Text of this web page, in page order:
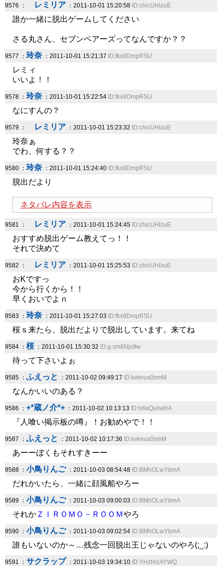
9576 ： レミリア ：2011-10-01 15:20:58 ID:chicUHlzuE
誰か一緒に脱出ゲームしてください
さる丸さん、セブンベアーズってなんですか？？
9577 ： 玲奈 ：2011-10-01 15:21:37 ID:fkx9DmpRSU
レミィ
いいよ！！
9578 ： 玲奈 ：2011-10-01 15:22:54 ID:fkx9DmpRSU
なにすんの？
9579 ： レミリア ：2011-10-01 15:23:32 ID:chicUHlzuE
玲奈ぁ
でわ、何する？？
9580 ： 玲奈 ：2011-10-01 15:24:40 ID:fkx9DmpRSU
脱出だより
ネタバレ内容を表示
9581 ： レミリア ：2011-10-01 15:24:45 ID:chicUHlzuE
おすすめ脱出ゲーム教えてっ！！
それで決めて
9582 ： レミリア ：2011-10-01 15:25:53 ID:chicUHlzuE
おKですっ
今から行くから！！
早くおいでよｎ
9583 ： 玲奈 ：2011-10-01 15:27:03 ID:fkx9DmpRSU
桜ｓ来たら、脱出だよりで脱出しています。来てね
9584 ： 桜：2011-10-01 15:30:32 ID:g.sm6Njs9w
待って下さいよぉ
9585 ： ふえっと ：2011-10-02 09:49:17 ID:kvknus0smM
なんかいいのある？
9586 ： +*蔵ノ介*+ ：2011-10-02 10:13:13 ID:b8aQuisehA
『人喰い掲示板の噂』！お勧めやで！！
9587 ： ふえっと ：2011-10-02 10:17:36 ID:kvknus0smM
あーーぼくもそれすきーー
9588 ： 小鳥りんご：2011-10-03 08:54:48 ID:BMhOLwYbmA
だれかいたら、一緒に顔風船やろー
9589 ： 小鳥りんご：2011-10-03 09:00:03 ID:BMhOLwYbmA
それか ＺＩＲＯＭＯ－ＲＯＯＭやろ
9590 ： 小鳥りんご：2011-10-03 09:02:54 ID:BMhOLwYbmA
誰もいないのか～…残念一回脱出王じゃないのやろ(;_:)
9591 ： サクラップ ：2011-10-03 19:34:10 ID:YHzNlzAYWQ